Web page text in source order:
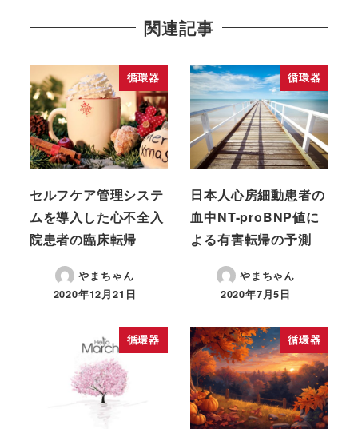
関連記事
循環器
セルフケア管理システ
ムを導入した心不全入
院患者の臨床転帰
やまちゃん
2020年12月21日
循環器
日本人心房細動患者の
血中NT-proBNP値に
よる有害転帰の予測
やまちゃん
2020年7月5日
循環器 循環器